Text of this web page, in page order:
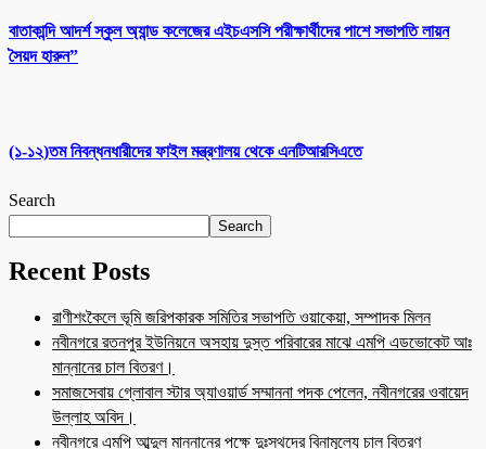
বাতাকান্দি আদর্শ স্কুল অ্যান্ড কলেজের এইচএসসি পরীক্ষার্থীদের পাশে সভাপতি লায়ন
সৈয়দ হারুন”
(১-১২)তম নিবন্ধনধারীদের ফাইল মন্ত্রণালয় থেকে এনটিআরসিএতে
Search
Search
Recent Posts
রাণীশংকৈলে ভূমি জরিপকারক সমিতির সভাপতি ওয়াকেয়া, সম্পাদক মিলন
নবীনগরে রতনপুর ইউনিয়নে অসহায় দুস্ত পরিবারের মাঝে এমপি এডভোকেট আঃ
মান্নানের চাল বিতরণ।
সমাজসেবায় গ্লোবাল স্টার অ্যাওয়ার্ড সম্মাননা পদক পেলেন, নবীনগরের ওবায়েদ
উল্লাহ অবিদ।
নবীনগরে এমপি আব্দুল মান্নানের পক্ষে দুঃস্থদের বিনামূল্যে চাল বিতরণ